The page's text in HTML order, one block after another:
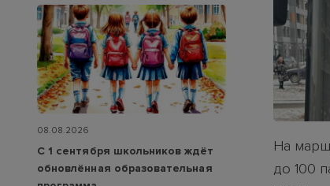
На
до 100
08.08.2026
С 1 сентября школьников ждёт
обновлённая образовательная